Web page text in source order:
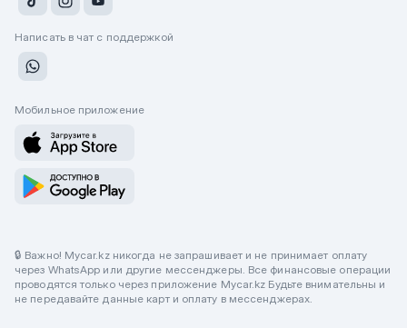
Написать в чат с поддержкой
Мобильное приложение
🔒 Важно! Mycar.kz никогда не запрашивает и не принимает оплату
через WhatsApp или другие мессенджеры. Все финансовые операции
проводятся только через приложение Mycar.kz Будьте внимательны и
не передавайте данные карт и оплату в мессенджерах.